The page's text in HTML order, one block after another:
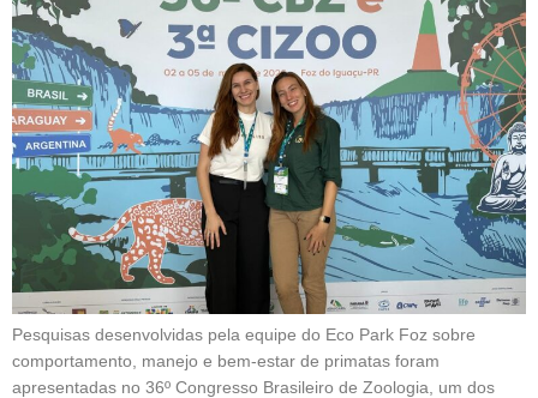
Pesquisas desenvolvidas pela equipe do Eco Park Foz sobre
comportamento, manejo e bem-estar de primatas foram
apresentadas no 36º Congresso Brasileiro de Zoologia, um dos